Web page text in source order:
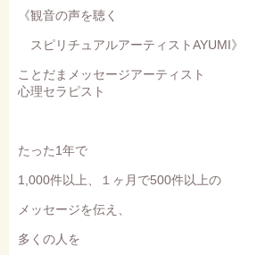
《観音の声を聴く
スピリチュアルアーティストAYUMI》
ことだまメッセージアーティスト
心理セラピスト
たった1年で
1,000件以上、１ヶ月で500件以上の
メッセージを伝え、
多くの人を